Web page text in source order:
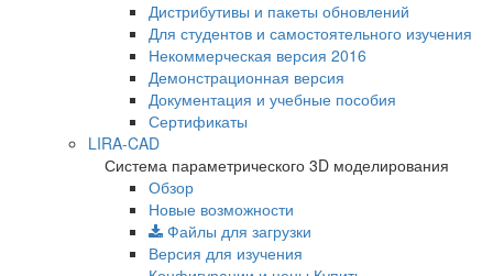
Дистрибутивы и пакеты обновлений
Для студентов и самостоятельного изучения
Некоммерческая версия 2016
Демонстрационная версия
Документация и учебные пособия
Сертификаты
LIRA-CAD
Система параметрического 3D моделирования
Обзор
Новые возможности
Файлы для загрузки
Версия для изучения